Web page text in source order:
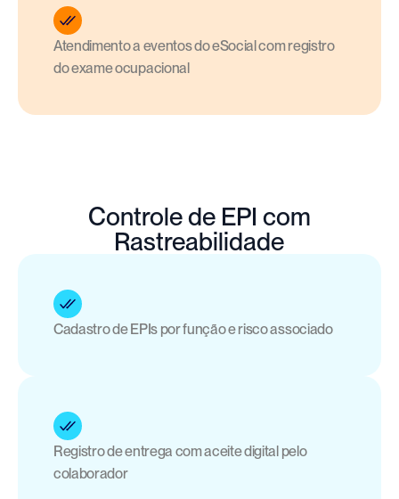
Atendimento a eventos do eSocial com registro
do exame ocupacional
Controle de EPI com
Rastreabilidade
Cadastro de EPIs por função e risco associado
Registro de entrega com aceite digital pelo
colaborador